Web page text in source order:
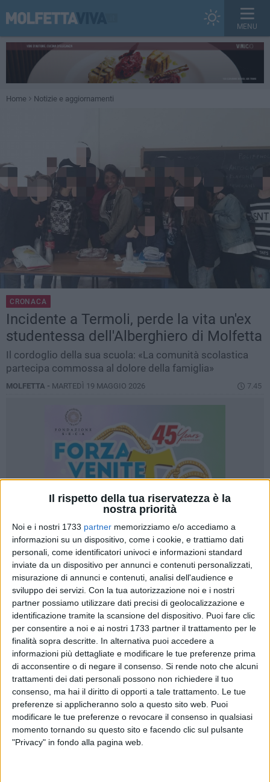
Il rispetto della tua riservatezza è la
nostra priorità
Noi e i nostri 1733 partner memorizziamo e/o accediamo a
informazioni su un dispositivo, come i cookie, e trattiamo dati
personali, come identificatori univoci e informazioni standard
inviate da un dispositivo per annunci e contenuti personalizzati,
misurazione di annunci e contenuti, analisi dell'audience e
sviluppo dei servizi. Con la tua autorizzazione noi e i nostri
partner possiamo utilizzare dati precisi di geolocalizzazione e
identificazione tramite la scansione del dispositivo. Puoi fare clic
per consentire a noi e ai nostri 1733 partner il trattamento per le
finalità sopra descritte. In alternativa puoi accedere a
informazioni più dettagliate e modificare le tue preferenze prima
di acconsentire o di negare il consenso. Si rende noto che alcuni
trattamenti dei dati personali possono non richiedere il tuo
consenso, ma hai il diritto di opporti a tale trattamento. Le tue
preferenze si applicheranno solo a questo sito web. Puoi
modificare le tue preferenze o revocare il consenso in qualsiasi
momento tornando su questo sito e facendo clic sul pulsante
"Privacy" in fondo alla pagina web.
MENU
Home Notizie e aggiornamenti
CRONACA
Incidente a Termoli, perde la vita un'ex
studentessa dell'Alberghiero di Molfetta
Il cordoglio della sua scuola: «La comunità scolastica
partecipa commossa al dolore della famiglia»
MOLFETTA - MARTEDÌ 19 MAGGIO 2026 7.45
L'Istituto Alberghiero di Molfetta si stringe nel dolore per la
tragica scomparsa di Latifa Jdid, 27 anni, ex studentessa
dell'istituto, vittima di un incidente avvenuto domenica sera
lungo la Statale 87, nei pressi di Termoli.
La notizia della sua morte ha profondamente colpito la
comunità scolastica, che ha voluto ricordarla con un
messaggio di cordoglio e vicinanza alla famiglia. "La
Comunità Scolastica dell'Alberghiero Molfetta partecipa